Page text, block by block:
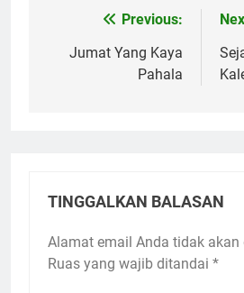
Navigasi
pos
Previous:
Jumat Yang Kaya
Pahala
TINGGALKAN BALASAN
Alamat email Anda tidak
Ruas yang wajib ditandai *